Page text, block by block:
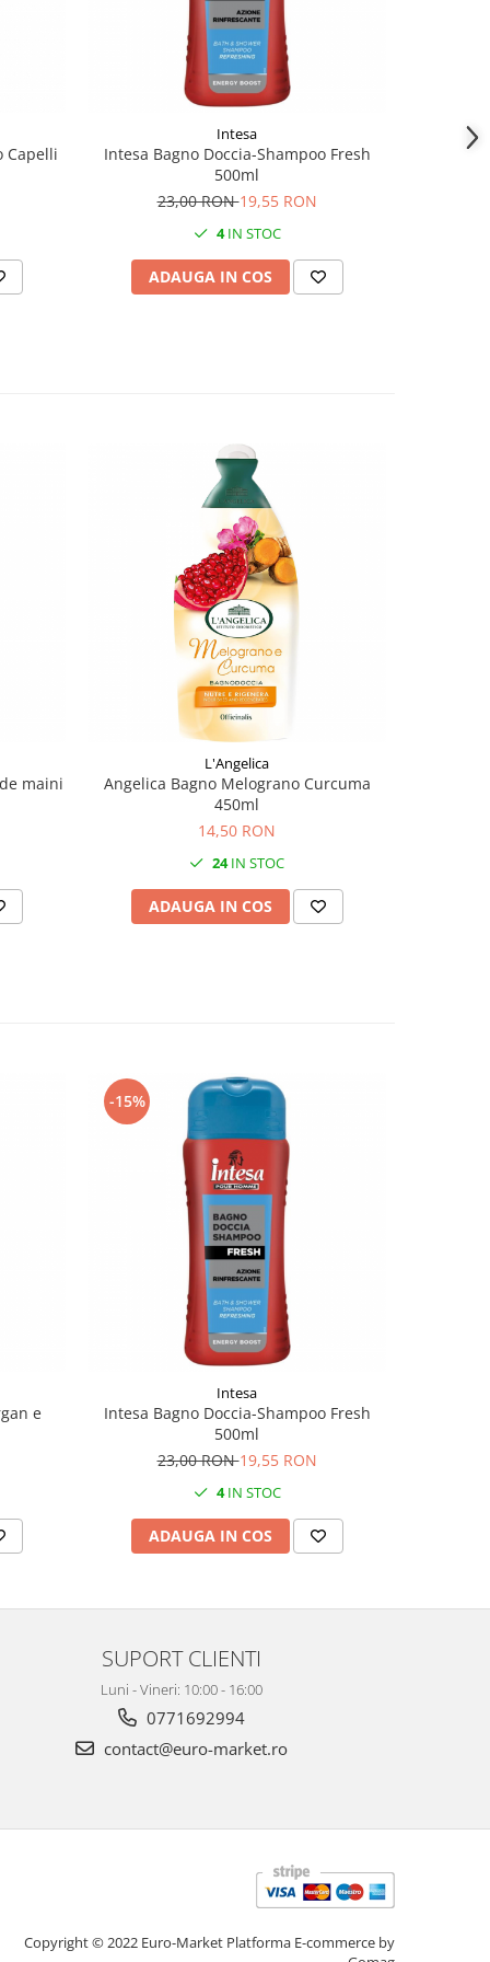
Capelli
Intesa
Intesa Bagno Doccia-Shampoo Fresh
500ml
23,00 RON19,55 RON
4IN STOC
ADAUGA IN COS
maini
L'Angelica
Angelica Bagno Melograno Curcuma
450ml
14,50 RON
24IN STOC
ADAUGA IN COS
e
-15%
Intesa
Intesa Bagno Doccia-Shampoo Fresh
500ml
23,00 RON19,55 RON
4IN STOC
ADAUGA IN COS
SUPORT CLIENTI
Luni - Vineri: 10:00 - 16:00
0771692994
contact@euro-market.ro
Copyright © 2022 Euro-Market Platforma E-commerce by